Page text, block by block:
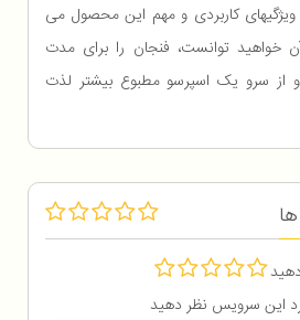
ویژگیهای کاربردی و مهم این محصول می
آن خواهید توانست، فنجان را برای مدت
از سرو یک اسپرسو مطبوع بیشتر لذت
این سرویس نظر دهید